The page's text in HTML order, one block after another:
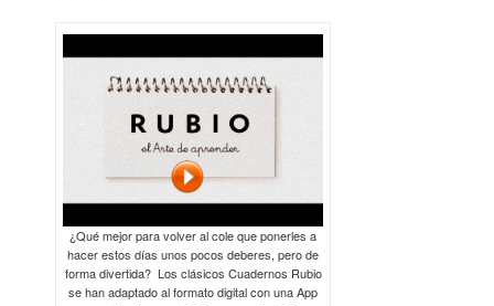
¿Qué mejor para volver al cole que ponerles a
hacer estos días unos pocos deberes, pero de
forma divertida? Los clásicos Cuadernos Rubio
se han adaptado al formato digital con una App